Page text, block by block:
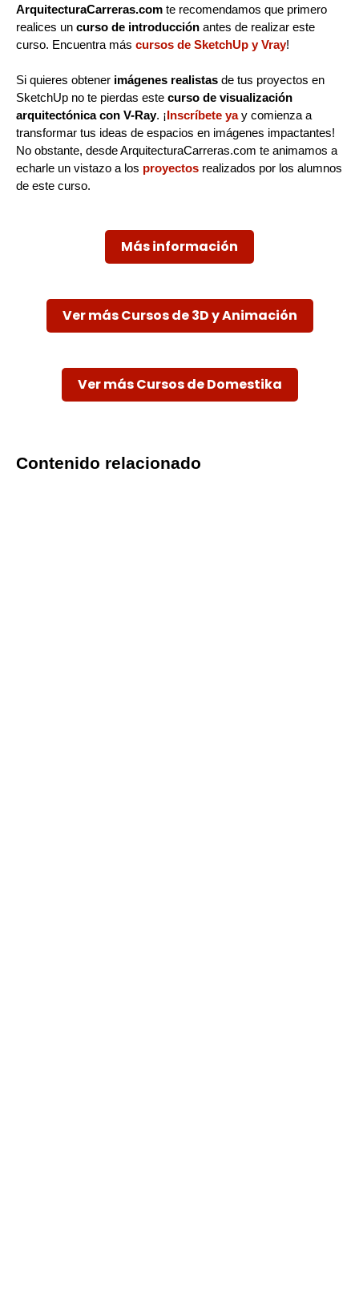
ArquitecturaCarreras.com te recomendamos que primero
realices un curso de introducción antes de realizar este
curso. Encuentra más cursos de SketchUp y Vray!
Si quieres obtener imágenes realistas de tus proyectos en
SketchUp no te pierdas este curso de visualización
arquitectónica con V-Ray. ¡Inscríbete yay comienza a
transformar tus ideas de espacios en imágenes impactantes!
No obstante, desde ArquitecturaCarreras.com te animamos a
echarle un vistazo a los proyectos realizados por los alumnos
de este curso.
Más información
Ver más Cursos de 3D y Animación
Ver más Cursos de Domestika
Contenido relacionado